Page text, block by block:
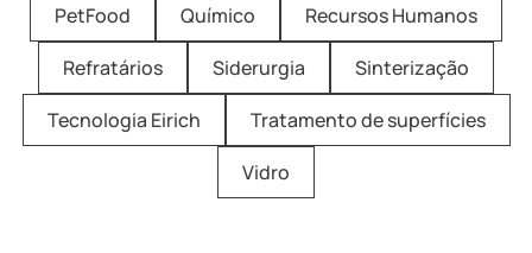
PetFood
Químico
Recursos Humanos
Refratários
Siderurgia
Sinterização
Tecnologia Eirich
Tratamento de superfícies
Vidro